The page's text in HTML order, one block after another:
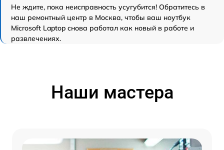
Не ждите, пока неисправность усугубится! Обратитесь в
наш ремонтный центр в Москва, чтобы ваш ноутбук
Microsoft Laptop снова работал как новый в работе и
развлечениях.
Наши мастера